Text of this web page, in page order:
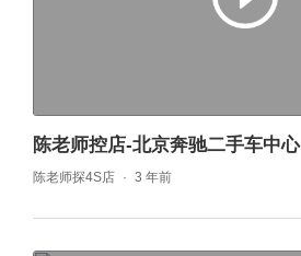
陈老师控店-北京奔驰二手车中心
陈老师探4S店 3 年前